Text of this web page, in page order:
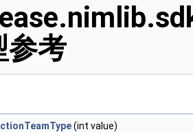
参考
(int value)